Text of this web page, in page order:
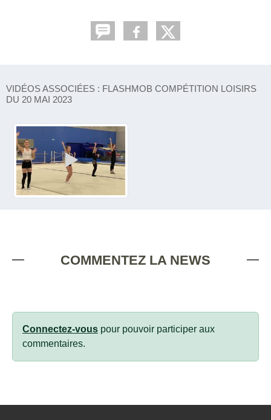
VIDÉOS ASSOCIÉES : FLASHMOB COMPÉTITION LOISIRS
DU 20 MAI 2023
COMMENTEZ LA NEWS
Connectez-vous pour pouvoir participer aux
commentaires.